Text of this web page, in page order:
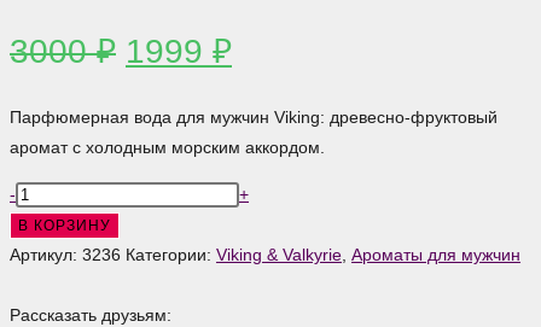
3000₽ Первоначальная
составляла
3000 ₽.
1999 ₽Текущая
1999 ₽.
Парфюмерная вода для мужчин Viking: древесно-фруктовый
аромат с холодным морским аккордом.
Количество
товара
Viking
вода
- +
В КОРЗИНУ
Артикул: 3236 Категории: Viking & Valkyrie Ароматы для мужчин
Рассказать друзьям: